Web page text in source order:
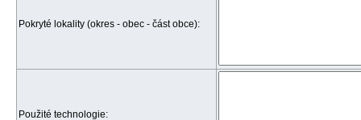
Pokryté lokality (okres - obec - část obce):
Použité technologie: